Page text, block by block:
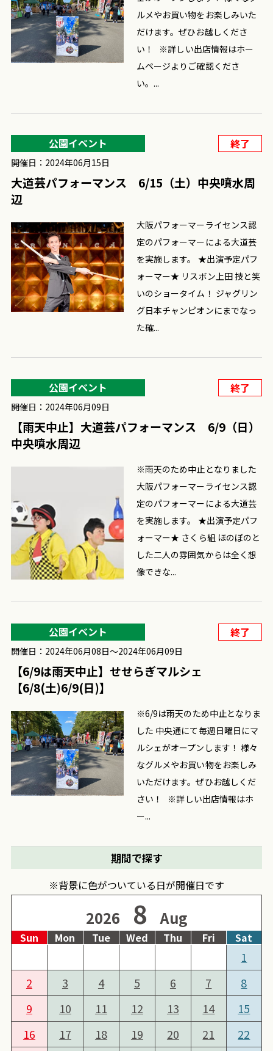
ルメやお買い物をお楽しみいた
だけます。ぜひお越しくださ
い！ ※詳しい出店情報はホー
ムページよりご確認くださ
い。...
大阪パフォーマーライセンス認
定のパフォーマーによる大道芸
を実施します。 ★出演予定パフ
ォーマー★ リスボン上田 技と笑
いのショータイム！ ジャグリン
グ日本チャンピオンにまでなっ
た確...
公園イベント 終了
開催日：2024年06月15日
大道芸パフォーマンス 6/15（土）中央噴水周
辺
※雨天のため中止となりました
大阪パフォーマーライセンス認
定のパフォーマーによる大道芸
を実施します。 ★出演予定パフ
ォーマー★ さくら組 ほのぼのと
した二人の雰囲気からは全く想
像できな...
公園イベント 終了
開催日：2024年06月09日
【雨天中止】大道芸パフォーマンス 6/9（日）
中央噴水周辺
※6/9は雨天のため中止となりま
した 中央通にて毎週日曜日にマ
ルシェがオープンします！ 様々
なグルメやお買い物をお楽しみ
いただけます。ぜひお越しくだ
さい！ ※詳しい出店情報はホ
ー...
公園イベント 終了
開催日：2024年06月08日〜2024年06月09日
【6/9は雨天中止】せせらぎマルシェ
【6/8(土)6/9(日)】
期間で探す
※背景に色がついている日が開催日です
2026 8 Aug
Sun Mon Tue Wed Thu Fri Sat
1
2
3 4 5 6 7
8
9
10 11 12 13 14
15
16
17 18 19 20 21
22